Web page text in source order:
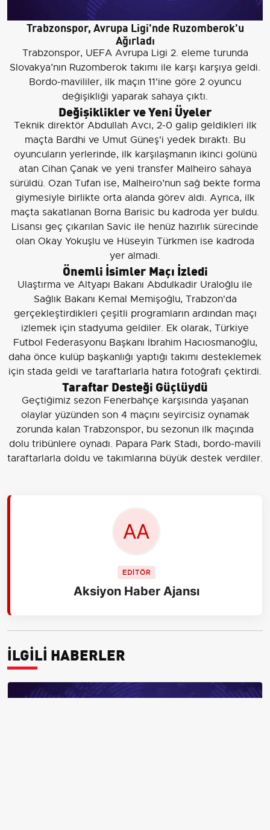
Trabzonspor, Avrupa Ligi'nde Ruzomberok'u
Ağırladı
Trabzonspor, UEFA Avrupa Ligi 2. eleme turunda
Slovakya’nın Ruzomberok takımı ile karşı karşıya geldi.
Bordo-mavililer, ilk maçın 11'ine göre 2 oyuncu
değişikliği yaparak sahaya çıktı.
Değişiklikler ve Yeni Üyeler
Teknik direktör Abdullah Avcı, 2-0 galip geldikleri ilk
maçta Bardhi ve Umut Güneş'i yedek bıraktı. Bu
oyuncuların yerlerinde, ilk karşılaşmanın ikinci golünü
atan Cihan Çanak ve yeni transfer Malheiro sahaya
sürüldü. Ozan Tufan ise, Malheiro’nun sağ bekte forma
giymesiyle birlikte orta alanda görev aldı. Ayrıca, ilk
maçta sakatlanan Borna Barisic bu kadroda yer buldu.
Lisansı geç çıkarılan Savic ile henüz hazırlık sürecinde
olan Okay Yokuşlu ve Hüseyin Türkmen ise kadroda
yer almadı.
Önemli İsimler Maçı İzledi
Ulaştırma ve Altyapı Bakanı Abdulkadir Uraloğlu ile
Sağlık Bakanı Kemal Memişoğlu, Trabzon'da
gerçekleştirdikleri çeşitli programların ardından maçı
izlemek için stadyuma geldiler. Ek olarak, Türkiye
Futbol Federasyonu Başkanı İbrahim Hacıosmanoğlu,
daha önce kulüp başkanlığı yaptığı takımı desteklemek
için stada geldi ve taraftarlarla hatıra fotoğrafı çektirdi.
Taraftar Desteği Güçlüydü
Geçtiğimiz sezon Fenerbahçe karşısında yaşanan
olaylar yüzünden son 4 maçını seyircisiz oynamak
zorunda kalan Trabzonspor, bu sezonun ilk maçında
dolu tribünlere oynadı. Papara Park Stadı, bordo-mavili
taraftarlarla doldu ve takımlarına büyük destek verdiler.
EDİTÖR
Aksiyon Haber Ajansı
İLGİLİ HABERLER